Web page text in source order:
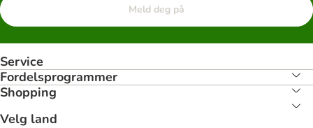
Meld deg på
Service
Fordelsprogrammer
Shopping
Velg land